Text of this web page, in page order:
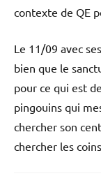
contexte de QE
Le 11/09 avec
bien que le
pour ce qui est
pingouins qui
chercher son
chercher les